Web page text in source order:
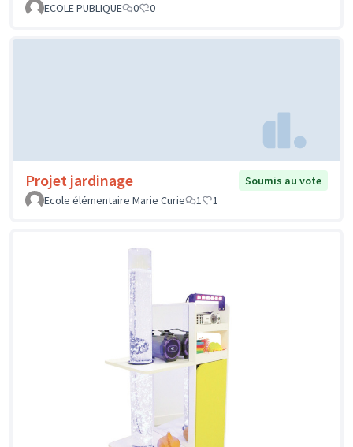
ECOLE PUBLIQUE
0 0
Projet jardinage
Soumis au vote
Ecole élémentaire Marie Curie
1 1